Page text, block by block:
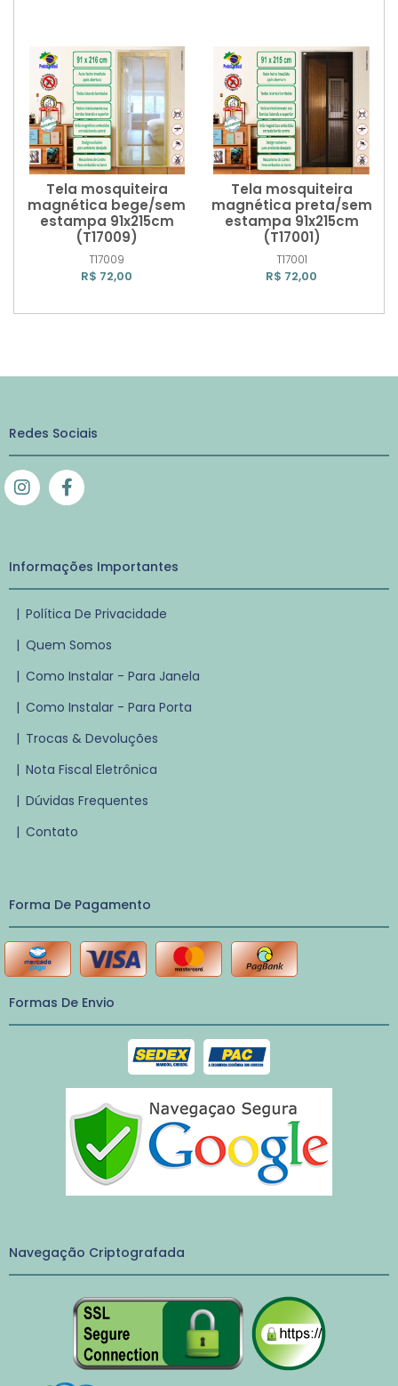
Tela mosquiteira
magnética bege/sem
estampa 91x215cm
(T17009)
T17009
R$ 72,00
Comprar
Tela mosquiteira
magnética preta/sem
estampa 91x215cm
(T17001)
T17001
R$ 72,00
Comprar
Redes Sociais
Informações Importantes
| Política De Privacidade
| Quem Somos
| Como Instalar - Para Janela
| Como Instalar - Para Porta
| Trocas & Devoluções
| Nota Fiscal Eletrônica
| Dúvidas Frequentes
| Contato
Forma De Pagamento
Formas De Envio
Navegação Criptografada